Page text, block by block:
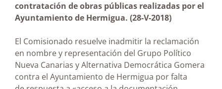
contratación de obras públicas realizadas por el
Ayuntamiento de Hermigua. (28-V-2018)
El Comisionado resuelve inadmitir la reclamación
en nombre y representación del Grupo Político
Nueva Canarias y Alternativa Democrática Gomera
contra el Ayuntamiento de Hermigua por falta